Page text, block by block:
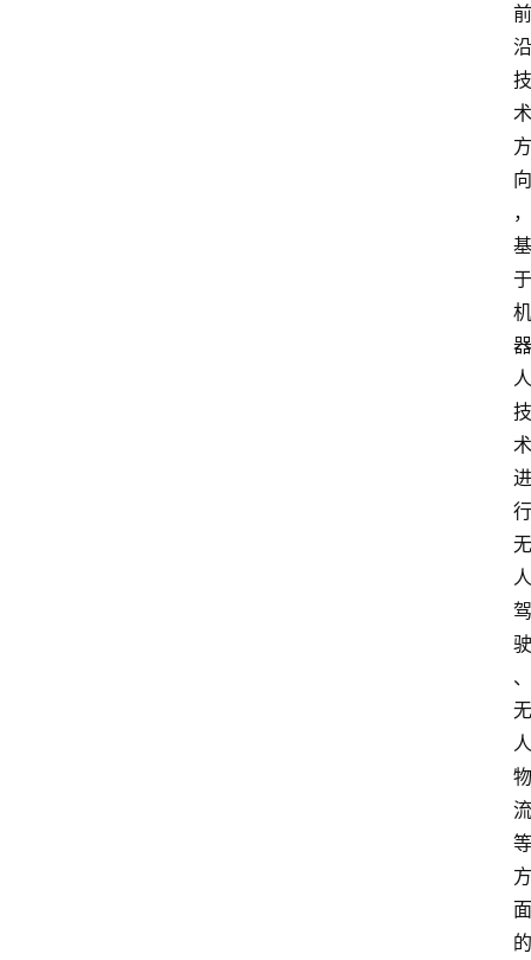
前
沿
技
术
方
向
，
基
于
机
器
人
技
术
进
行
无
人
驾
驶
、
无
人
物
流
等
方
面
的